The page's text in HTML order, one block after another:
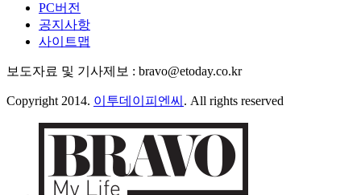
PC버전
공지사항
사이트맵
보도자료 및 기사제보 : bravo@etoday.co.kr
Copyright 2014. 이투데이피엔씨 . All rights reserved